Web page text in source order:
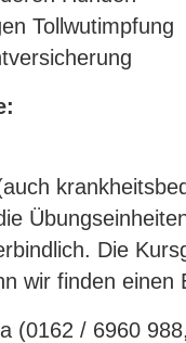
Tollwutimpfung
Die
wir finden einen
(0162 / 6960